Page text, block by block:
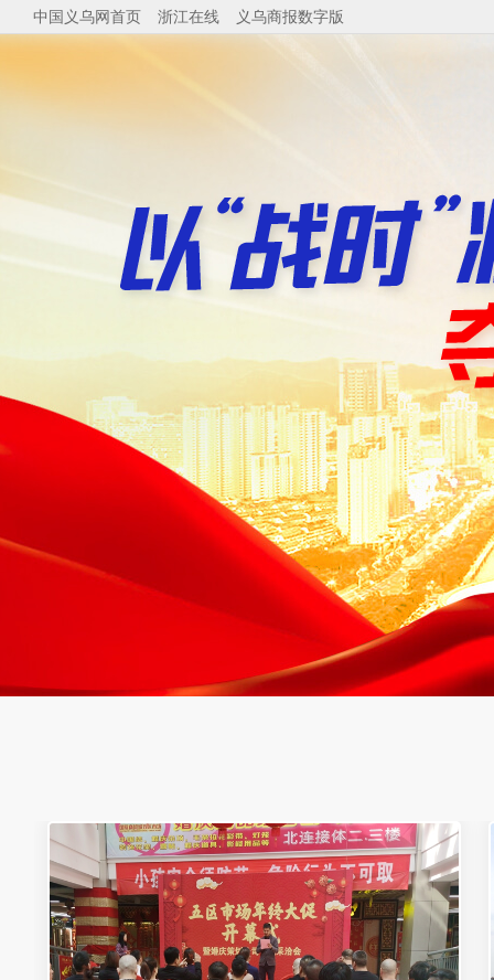
中国义乌网首页 浙江在线 义乌商报数字版